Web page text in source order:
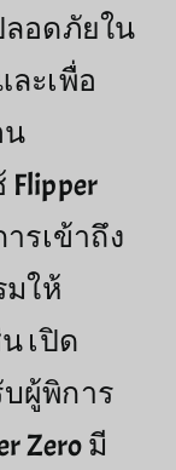
อดภัยใน
ะเพื่อ
น
รเข้าถึง
มให้
เปิด
ผู้พิการ
Zero มี